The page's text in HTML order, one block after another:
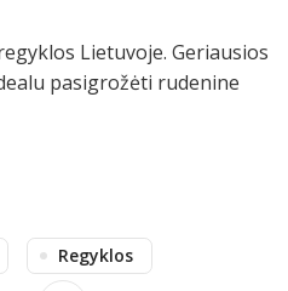
Lietuvoje. Geriausios
pasigrožėti rudenine
Regyklos